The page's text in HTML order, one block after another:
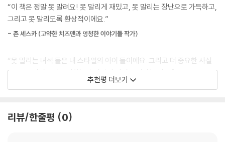
트 2권!
그런데, 이번엔 둘이 아니라 셋이 되어 돌아왔다.
마일즈와 나일즈. 못 말리는 두 프로장난러는 거의 매일 야니밸리 과학문
에 녹는 실 하나만으로도 상상하지 못할 장난 계획을 펼친답니다.
그러던 어느 날. 학교 사진 찍는 날에 역대급 사건이 일어나고 말았어요. 장
난이 너무 지나쳐서였을까요? 결국 바킨 교장 선생님까지 해고당하는 엄
청난 일이 벌어지고 맙니다. 그런데 더 기가 막힌 사실은, 새로운 교장 선생
더더더 엄격한 새로운 바킨 교장 선생님의 등장! 이때부터 못 말리는 장난
“이 책은 정말 못 말려요! 못 말리게 재밌고, 못 말리는 장난으로 가득하고,
그리고 못 말리도록 환상적이에요.”
- 존 셰스카 (고약한 치즈맨과 멍청한 이야기들 작가)
“못 말리는 녀석 둘은 내 스타일의 아이 둘이에요. 그리고 더 중요한 사실
은, 요즘 아이들이 좋아하는 스타일의 아이 둘이라는 거죠."
- 애니 배로스 (아이비와 빈 시리즈 작가)
“장난, 우정, 예술 그리고 열정! 이 둘을 사랑하지 않을 이유가 뭘까요?”
추천평 더보기
리뷰/한줄평 0